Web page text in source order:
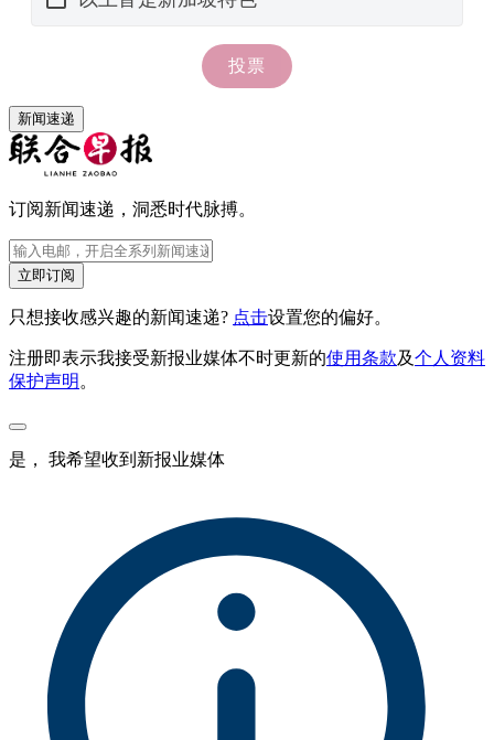
新闻速递
订阅新闻速递，洞悉时代脉搏。
立即订阅
只想接收感兴趣的新闻速递? 点击设置您的偏好。
注册即表示我接受新报业媒体不时更新的使用条款及个人资料
保护声明 。
是， 我希望收到新报业媒体